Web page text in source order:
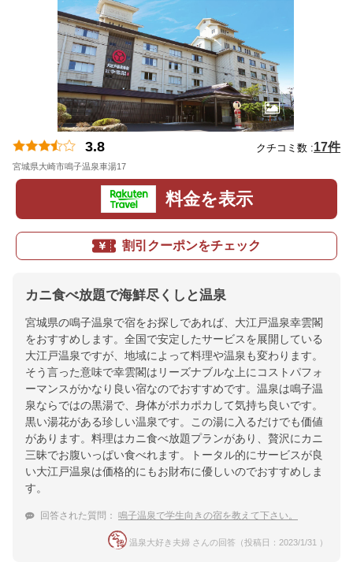
3.8 クチコミ数 :17件
宮城県大崎市鳴子温泉車湯17
料金を表示
割引クーポンをチェック
カニ食べ放題で海鮮尽くしと温泉
宮城県の鳴子温泉で宿をお探しであれば、大江戸温泉幸雲閣
をおすすめします。全国で安定したサービスを展開している
大江戸温泉ですが、地域によって料理や温泉も変わります。
そう言った意味で幸雲閣はリーズナブルな上にコストパフォ
ーマンスがかなり良い宿なのでおすすめです。温泉は鳴子温
泉ならではの黒湯で、身体がポカポカして気持ち良いです。
黒い湯花がある珍しい温泉です。この湯に入るだけでも価値
があります。料理はカニ食べ放題プランがあり、贅沢にカニ
三昧でお腹いっぱい食べれます。トータル的にサービスが良
い大江戸温泉は価格的にもお財布に優しいのでおすすめしま
す。
回答された質問： 鳴子温泉で学生向きの宿を教えて下さい。
温泉大好き夫婦 さんの回答（投稿日：2023/1/31 ）